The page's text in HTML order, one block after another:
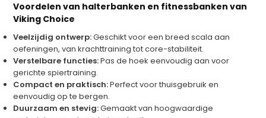
Voordelen van halterbanken en fitnessbanken van
Viking Choice
Veelzijdig ontwerp:Geschikt voor een breed scala aan
oefeningen, van krachttraining tot core-stabiliteit.
Verstelbare functies:Pas de hoek eenvoudig aan voor
gerichte spiertraining.
Compact en praktisch:Perfect voor thuisgebruik en
eenvoudig op te bergen.
Duurzaam en stevig:Gemaakt van hoogwaardige